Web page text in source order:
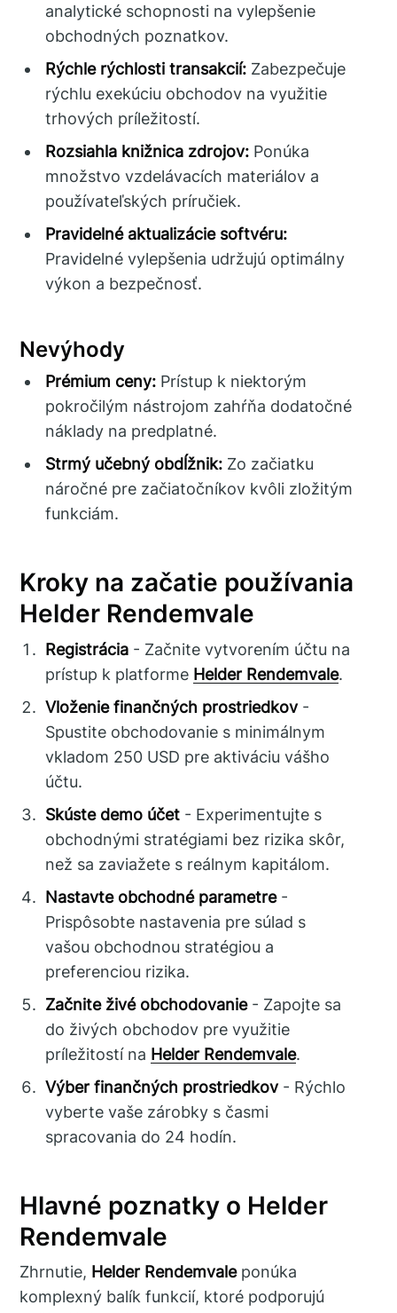
analytické schopnosti na vylepšenie
obchodných poznatkov.
Rýchle rýchlosti transakcií: Zabezpečuje
rýchlu exekúciu obchodov na využitie
trhových príležitostí.
Rozsiahla knižnica zdrojov: Ponúka
množstvo vzdelávacích materiálov a
používateľských príručiek.
Pravidelné aktualizácie softvéru:
Pravidelné vylepšenia udržujú optimálny
výkon a bezpečnosť.
Nevýhody
Prémium ceny: Prístup k niektorým
pokročilým nástrojom zahŕňa dodatočné
náklady na predplatné.
Strmý učebný obdĺžnik: Zo začiatku
náročné pre začiatočníkov kvôli zložitým
funkciám.
Kroky na začatie používania
Helder Rendemvale
Registrácia - Začnite vytvorením účtu na
prístup k platforme Helder Rendemvale.
Vloženie finančných prostriedkov-
Spustite obchodovanie s minimálnym
vkladom 250 USD pre aktiváciu vášho
účtu.
Skúste demo účet - Experimentujte s
obchodnými stratégiami bez rizika skôr,
než sa zaviažete s reálnym kapitálom.
Nastavte obchodné parametre-
Prispôsobte nastavenia pre súlad s
vašou obchodnou stratégiou a
preferenciou rizika.
Začnite živé obchodovanie- Zapojte sa
do živých obchodov pre využitie
príležitostí na Helder Rendemvale.
Výber finančných prostriedkov- Rýchlo
vyberte vaše zárobky s časmi
spracovania do 24 hodín.
Hlavné poznatky o Helder
Rendemvale
Zhrnutie, Helder Rendemvaleponúka
komplexný balík funkcií, ktoré podporujú